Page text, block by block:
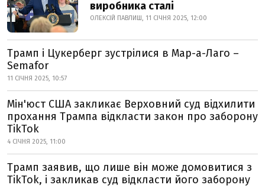
виробника сталі
ОЛЕКСІЙ ПАВЛИШ, 11 СІЧНЯ 2025, 12:00
Трамп і Цукерберг зустрілися в Мар-а-Лаго –
Semafor
11 СІЧНЯ 2025, 10:57
Мін'юст США закликає Верховний суд відхилити
прохання Трампа відкласти закон про заборону
TikTok
4 СІЧНЯ 2025, 11:00
Трамп заявив, що лише він може домовитися з
TikTok, і закликав суд відкласти його заборону